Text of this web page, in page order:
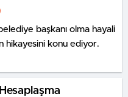
başkanı olma hayali
hikayesini konu ediyor.